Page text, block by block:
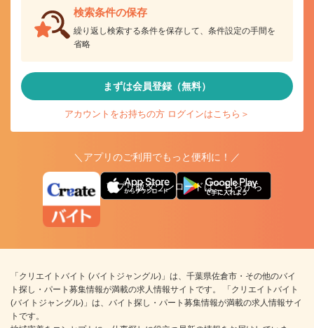
検索条件の保存
繰り返し検索する条件を保存して、条件設定の手間を
省略
まずは会員登録（無料）
アカウントをお持ちの方 ログインはこちら＞
＼アプリのご利用でもっと便利に！／
アプリ版ダウンロードはこちらから
「クリエイトバイト (バイトジャングル)」は、千葉県佐倉市・その他のバイ
ト探し・パート募集情報が満載の求人情報サイトです。 「クリエイトバイト
(バイトジャングル)」は、バイト探し・パート募集情報が満載の求人情報サイ
トです。